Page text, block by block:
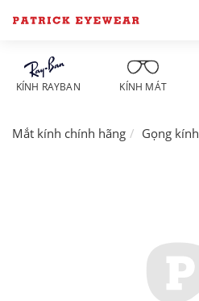
KÍNH RAYBAN KÍNH MÁT
Mắt kính chính hãng Gọng kính